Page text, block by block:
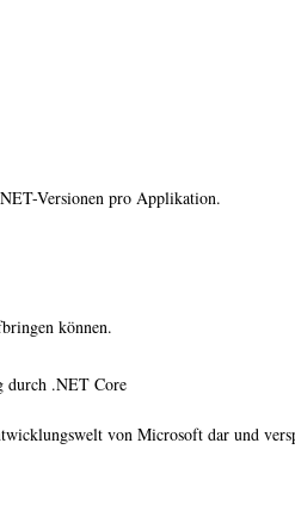
Versionen pro Applikation.
können.
durch .NET Core
von Microsoft dar und